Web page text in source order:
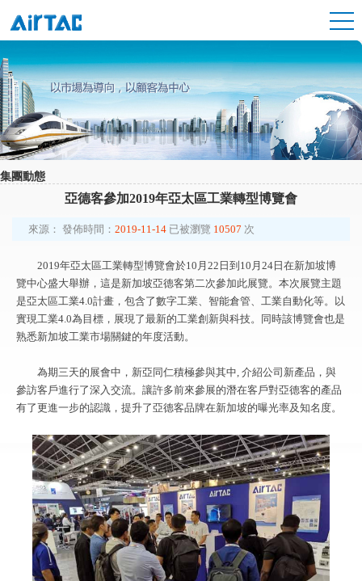
集團動態
亞德客參加2019年亞太區工業轉型博覽會
來源： 發佈時間： 2019-11-14 已被瀏覽 10507 次
2019年亞太區工業轉型博覽會於10月22日到10月24日在新加坡博
覽中心盛大舉辦，這是新加坡亞德客第二次參加此展覽。本次展覽主題
是亞太區工業4.0計畫，包含了數字工業、智能倉管、工業自動化等。以
實現工業4.0為目標，展現了最新的工業創新與科技。同時該博覽會也是
熟悉新加坡工業市場關鍵的年度活動。
為期三天的展會中，新亞同仁積極參與其中, 介紹公司新產品，與
參訪客戶進行了深入交流。讓許多前來參展的潛在客戶對亞德客的產品
有了更進一步的認識，提升了亞德客品牌在新加坡的曝光率及知名度。